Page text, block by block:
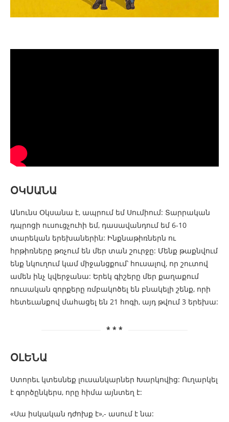
ՕԿՍԱՆԱ
Անունս Օկսանա է, ապրում եմ Սումիում: Տարրական
դպրոցի ուսուցչուհի եմ, դասավանդում եմ 6-10
տարեկան երեխաներին: Ինքնաթիռներն ու
հրթիռները թռչում են մեր տան շուրջը: Մենք թաքնվում
ենք նկուղում կամ միջանցքում՝ հուսալով, որ շուտով
ամեն ինչ կվերջանա: Երեկ գիշերը մեր քաղաքում
ռուսական զորքերը ռմբակոծել են բնակելի շենք, որի
հետեւանքով մահացել են 21 հոգի, այդ թվում 3 երեխա:
* * *
ՕԼԵՆԱ
Ստորեւ կտեսնեք լուսանկարներ Խարկովից: Ուղարկել
է գործընկերս, որը հիմա այնտեղ է:
«Սա իսկական դժոխք է»,- ասում է նա: